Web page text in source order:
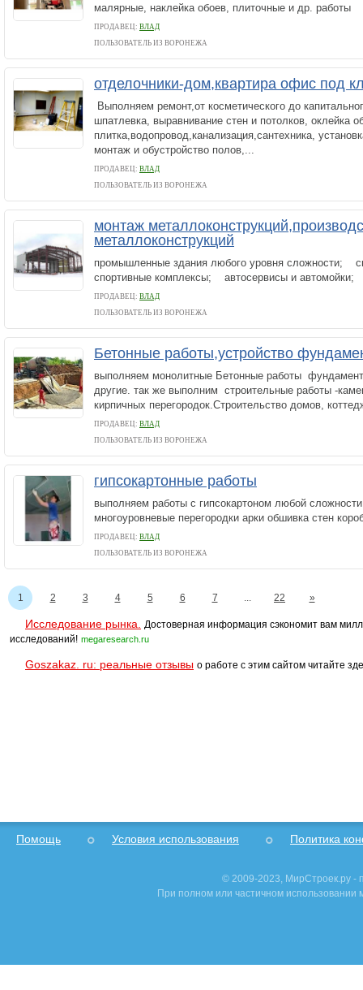
малярные, наклейка обоев, плиточные и др.
ПРОДАВЕЦ: ВЛАД
ПОЛЬЗОВАТЕЛЬ ИЗ ВОРОНЕЖА
отделочники-дом,квартира офис под
Выполняем ремонт,от косметического до
шпатлевка, выравнивание стен и потолков, оклейка
плитка,водопровод,канализация,сантехника,
монтаж и обустройство полов,...
ПРОДАВЕЦ: ВЛАД
ПОЛЬЗОВАТЕЛЬ ИЗ ВОРОНЕЖА
монтаж
металлоконструкций
промышленные здания любого уровня сложности;
спортивные комплексы; автосервисы и
ПРОДАВЕЦ: ВЛАД
ПОЛЬЗОВАТЕЛЬ ИЗ ВОРОНЕЖА
Бетонные работы,устройство
выполняем монолитные Бетонные работы
другие. так же выполним строительные работы -
кирпичных перегородок.Строительство домов,
ПРОДАВЕЦ: ВЛАД
ПОЛЬЗОВАТЕЛЬ ИЗ ВОРОНЕЖА
гипсокартонные работы
выполняем работы с гипсокартоном любой
многоуровневые перегородки арки обшивка стен
ПРОДАВЕЦ: ВЛАД
ПОЛЬЗОВАТЕЛЬ ИЗ ВОРОНЕЖА
1 2 3 4 5 6 7 ... 22 »
Исследование рынка.
Достоверная информация сэкономит вам
исследований! megaresearch.ru
Goszakaz. ru: реальные отзывы о работе с этим сайтом читайте
Помощь Условия использования Политика
© 2009-2023, МирСтроек.ру -
При полном или частичном использовании